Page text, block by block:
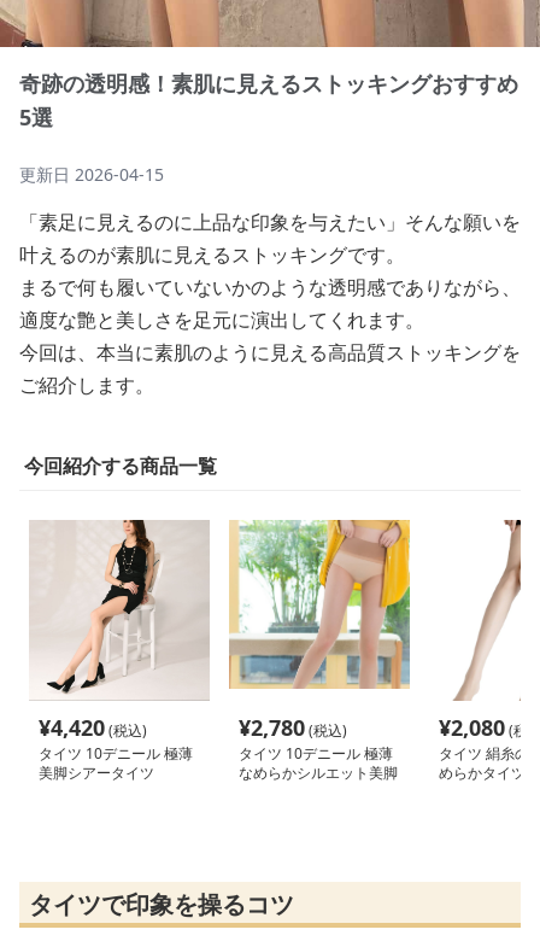
奇跡の透明感！素肌に見えるストッキングおすすめ
5選
更新日 2026-04-15
「素足に見えるのに上品な印象を与えたい」そんな願いを
叶えるのが素肌に見えるストッキングです。
まるで何も履いていないかのような透明感でありながら、
適度な艶と美しさを足元に演出してくれます。
今回は、本当に素肌のように見える高品質ストッキングを
ご紹介します。
今回紹介する商品一覧
¥4,420(税込)
タイツ 10デニール 極薄
美脚シアータイツ
¥2,780(税込)
タイツ 10デニール 極薄
なめらかシルエット美脚
¥2,080(税
タイツ 絹糸の
めらかタイツ
タイツで印象を操るコツ